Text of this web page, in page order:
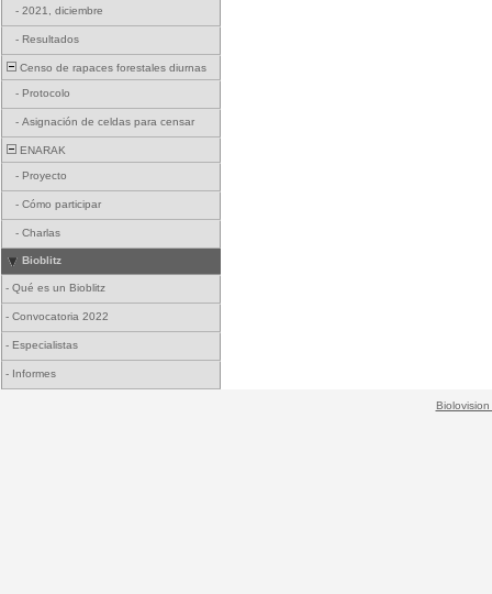
- 2021, diciembre
- Resultados
Censo de rapaces forestales diurnas
- Protocolo
- Asignación de celdas para censar
ENARAK
- Proyecto
- Cómo participar
- Charlas
Bioblitz
- Qué es un Bioblitz
- Convocatoria 2022
- Especialistas
- Informes
Biolovision